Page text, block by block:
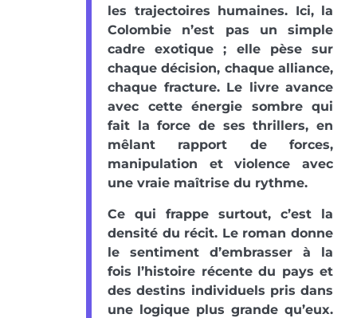
les trajectoires humaines. Ici, la
Colombie n’est pas un simple
cadre exotique ; elle pèse sur
chaque décision, chaque alliance,
chaque fracture. Le livre avance
avec cette énergie sombre qui
fait la force de ses thrillers, en
mêlant rapport de forces,
manipulation et violence avec
une vraie maîtrise du rythme.
Ce qui frappe surtout, c’est la
densité du récit. Le roman donne
le sentiment d’embrasser à la
fois l’histoire récente du pays et
des destins individuels pris dans
une logique plus grande qu’eux.